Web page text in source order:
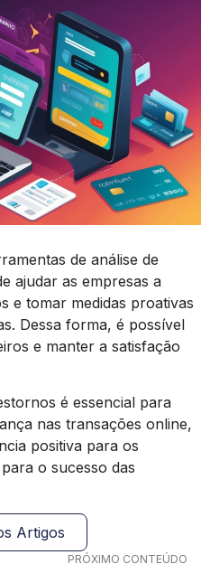
de análise de
ajudar as empresas a
e tomar medidas proativas
Dessa forma, é possível
e manter a satisfação
é essencial para
nas transações online,
positiva para os
o sucesso das
Artigos
PRÓXIMO CONTEÚDO